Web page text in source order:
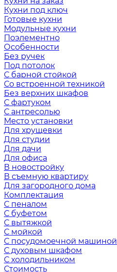
Кухни под ключ
Готовые кухни
Модульные кухни
Поэлементно
Особенности
Без ручек
Под потолок
С барной стойкой
Со встроенной техникой
Без верхних шкафов
С фартуком
С антресолью
Место установки
Для хрущевки
Для студии
Для дачи
Для офиса
В новостройку
В съемную квартиру
Для загородного дома
Комплектация
С пеналом
С буфетом
С вытяжкой
С мойкой
С посудомоечной машиной
С духовым шкафом
С холодильником
Стоимость